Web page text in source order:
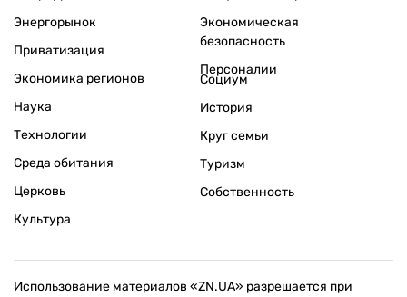
Энергорынок
Приватизация
Экономика регионов
Экономическая
безопасность
Персоналии
Наука
Технологии
Среда обитания
Церковь
Культура
Социум
История
Круг семьи
Туризм
Собственность
Использование материалов «ZN.UA» разрешается при